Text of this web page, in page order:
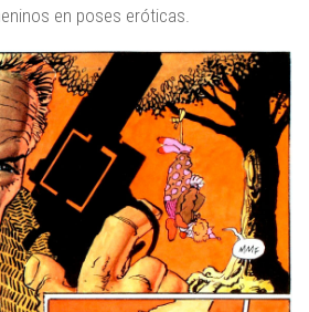
en poses eróticas.